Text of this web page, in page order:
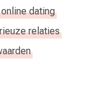
online dating
relaties